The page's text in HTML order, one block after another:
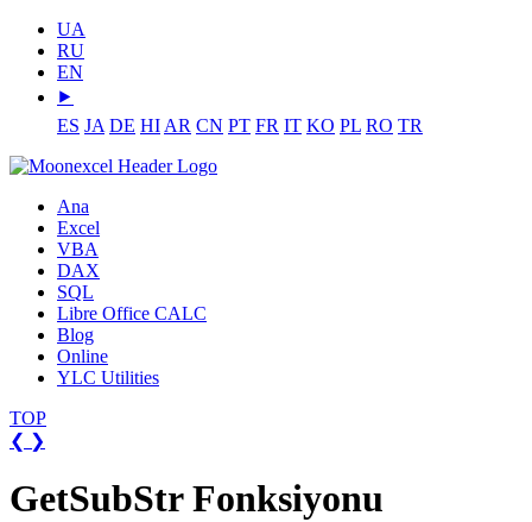
UA
RU
EN
⯈
ES JA DE HI AR CN PT FR IT KO PL RO TR
Ana
Excel
VBA
DAX
SQL
Libre Office CALC
Blog
Online
YLC Utilities
TOP
❮ ❯
GetSubStr Fonksiyonu